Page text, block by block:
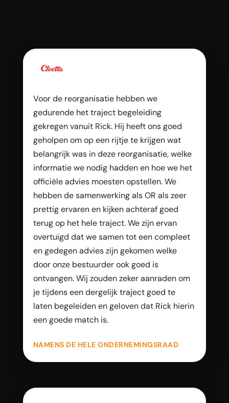
Voor de reorganisatie hebben we
gedurende het traject begeleiding
gekregen vanuit Rick. Hij heeft ons goed
geholpen om op een rijtje te krijgen wat
belangrijk was in deze reorganisatie, welke
informatie we nodig hadden en hoe we het
officiële advies moesten opstellen. We
hebben de samenwerking als OR als zeer
prettig ervaren en kijken achteraf goed
terug op het hele traject. We zijn ervan
overtuigd dat we samen tot een compleet
en gedegen advies zijn gekomen welke
door onze bestuurder ook goed is
ontvangen. Wij zouden zeker aanraden om
je tijdens een dergelijk traject goed te
laten begeleiden en geloven dat Rick hierin
een goede match is.
NAMENS DE HELE ONDERNEMINGSRAAD